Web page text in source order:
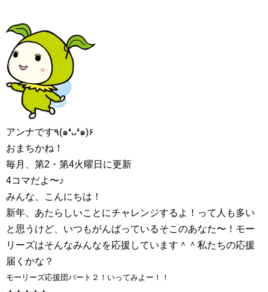
アンナです٩(๑❛ᴗ❛๑)۶
おまちかね！
毎月、第2・第4火曜日に更新
4コマだよ〜♪
みんな、こんにちは！
新年、あたらしいことにチャレンジするよ！って人も多い
と思うけど、いつもがんばっているそこのあなた〜！モー
リーズはそんなみんなを応援しています＾＾私たちの応援
届くかな？
モーリーズ応援団パート２！いってみよー！！